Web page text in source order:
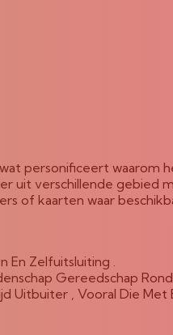
personificeert waarom
uit verschillende gebied
of kaarten waar
En Zelfuitsluiting .
Gereedschap Rond
Uitbuiter , Vooral Die